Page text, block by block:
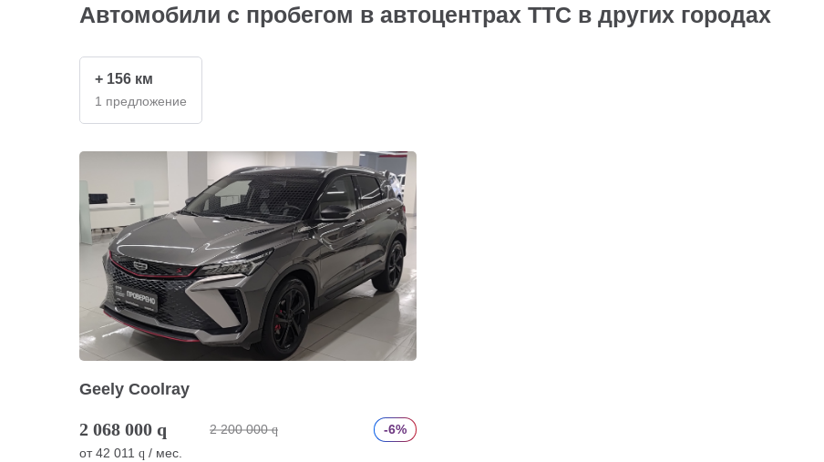
Автомобили с пробегом в автоцентрах ТТС в других городах
+ 156 км
1 предложение
Geely Coolray
2 068 000 q 2 200 000 q
-6%
от42 011 q / мес.